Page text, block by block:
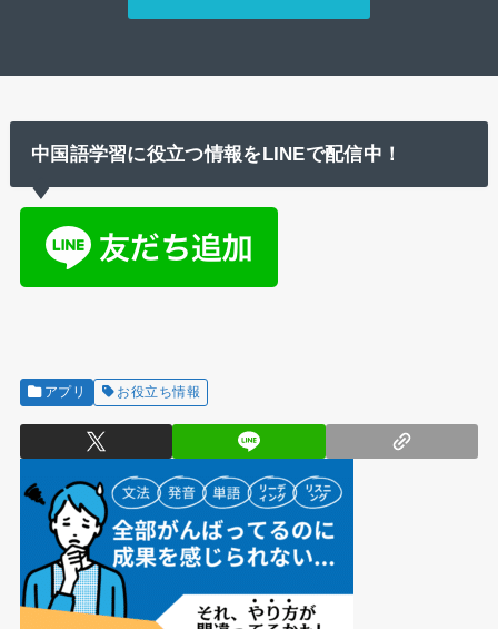
中国語学習に役立つ情報をLINEで配信中！
アプリ お役立ち情報